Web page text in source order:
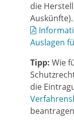
die
Auslagen
Tipp: Wie
die